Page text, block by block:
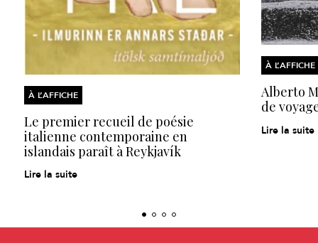
À L’AFFICHE
Le premier recueil de poésie
italienne contemporaine en
islandais paraît à Reykjavík
Lire la suite
À L’AFFICHE
Alberto
de
Lire la suite